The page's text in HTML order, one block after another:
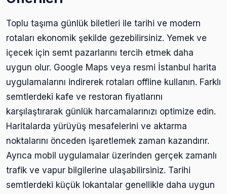
Toplu taşıma günlük biletleri ile tarihi ve modern
rotaları ekonomik şekilde gezebilirsiniz. Yemek ve
içecek için semt pazarlarını tercih etmek daha
uygun olur. Google Maps veya resmi İstanbul harita
uygulamalarını indirerek rotaları offline kullanın. Farklı
semtlerdeki kafe ve restoran fiyatlarını
karşılaştırarak günlük harcamalarınızı optimize edin.
Haritalarda yürüyüş mesafelerini ve aktarma
noktalarını önceden işaretlemek zaman kazandırır.
Ayrıca mobil uygulamalar üzerinden gerçek zamanlı
trafik ve vapur bilgilerine ulaşabilirsiniz. Tarihi
semtlerdeki küçük lokantalar genellikle daha uygun